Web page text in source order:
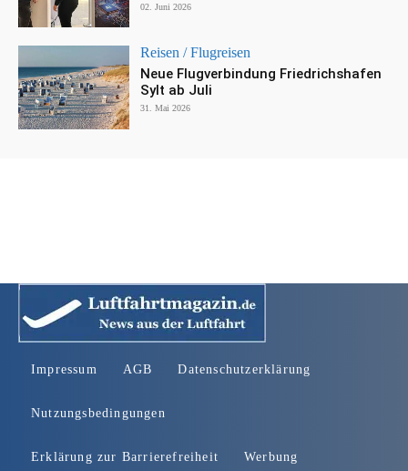
02. Juni 2026
Reisen / Flugreisen
Neue Flugverbindung Friedrichshafen
Sylt ab Juli
31. Mai 2026
Impressum AGB Datenschutzerklärung
Nutzungsbedingungen
Erklärung zur Barrierefreiheit Werbung